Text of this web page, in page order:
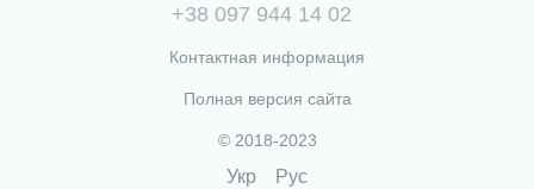
+38 097 944 14 02
Контактная информация
Полная версия сайта
© 2018-2023
Укр Рус